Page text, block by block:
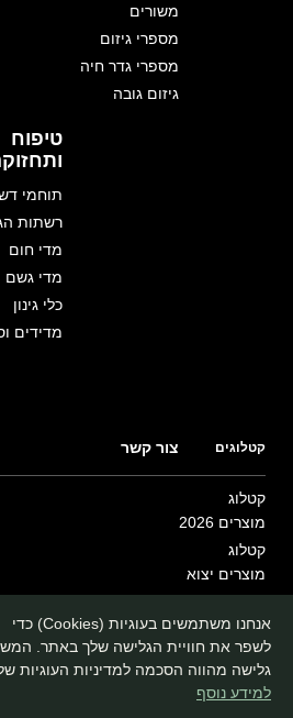
משורים
מספרי גיזום
מספרי גדר חיה
גיזום גובה
טיפוח
תוחמי
רשתות
מדי חום
מדי גשם
כלי גינון
מדידים
קטלוגים
קטלוג
מוצרים 2026
קטלוג
מוצרים יצוא
צור קשר
מדיניות פרטיות
הצהרת נגישות
אנחנו משתמשים בעוגיות (Cookies) כדי
לשפר את חוויית הגלישה שלך באתר.
גלישה מהווה הסכמה למדיניות העוגיות
למידע נוסף